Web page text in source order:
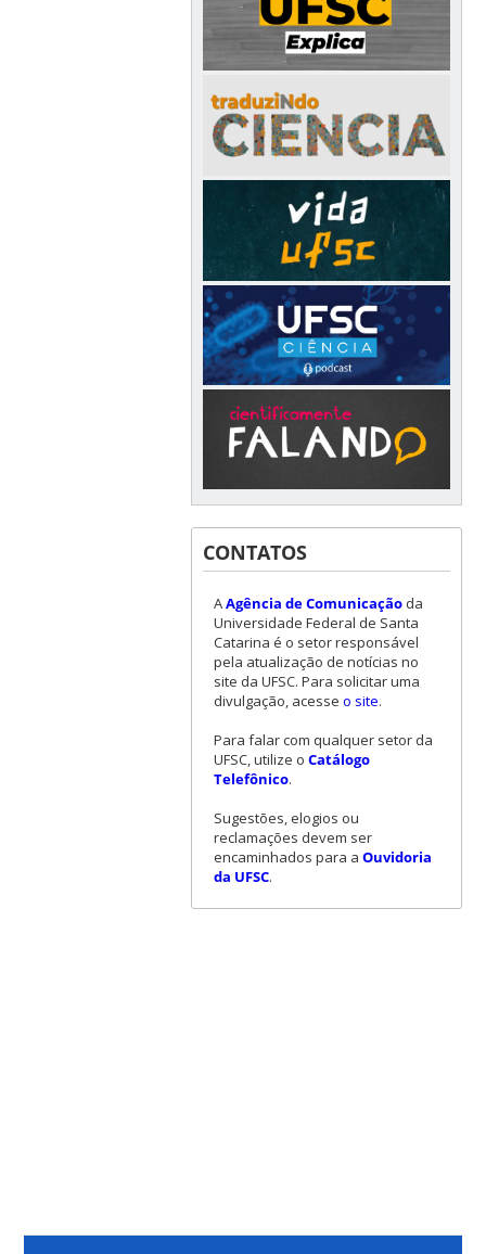
CONTATOS
AAgência de Comunicaçãoda
Universidade Federal de Santa
Catarina é o setor responsável
pela atualização de notícias no
site da UFSC. Para solicitar uma
divulgação, acesse o site.
Para falar com qualquer setor da
UFSC, utilize o Catálogo
Telefônico.
Sugestões, elogios ou
reclamações devem ser
encaminhados para a Ouvidoria
da UFSC.